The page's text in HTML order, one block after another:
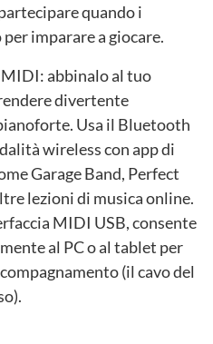
quando i
imparare a giocare.
abbinalo al tuo
divertente
Usa il Bluetooth
wireless con app di
Garage Band, Perfect
lezioni di musica online.
MIDI USB, consente
al PC o al tablet per
(il cavo del